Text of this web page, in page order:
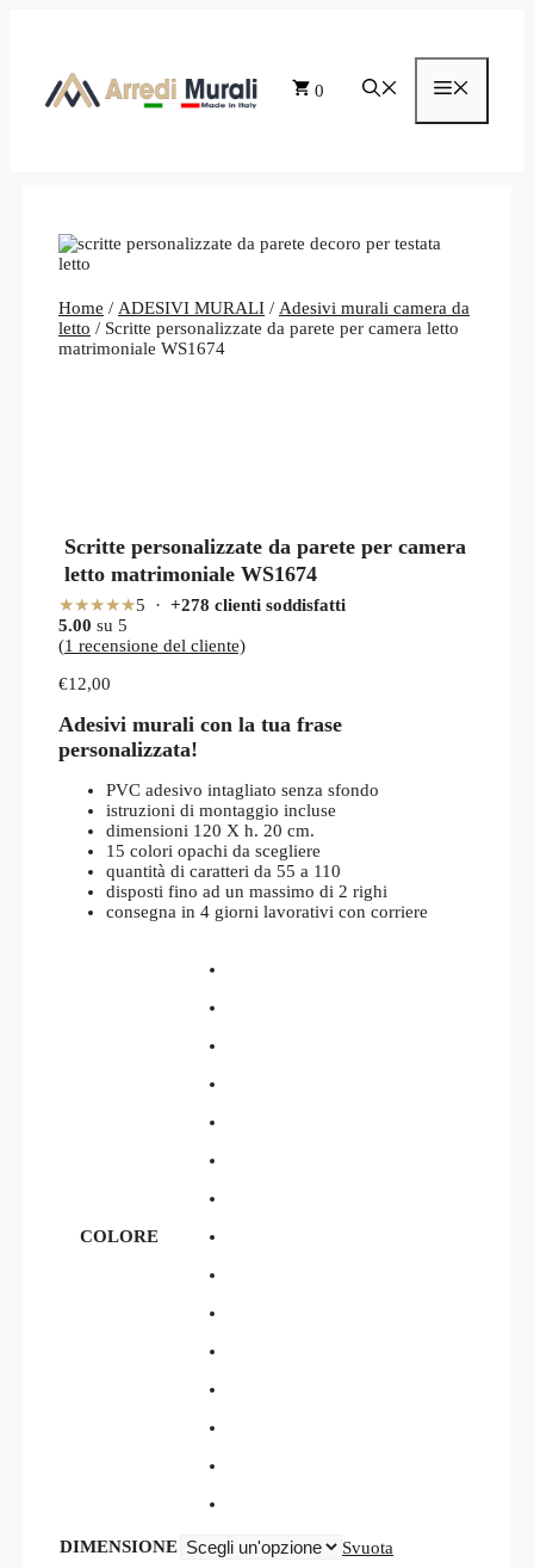
0
Home / ADESIVI MURALI / Adesivi murali camera da
letto / Scritte personalizzate da parete per camera letto
matrimoniale WS1674
Scritte personalizzate da parete per camera
letto matrimoniale WS1674
★★★★★5 · +278 clienti soddisfatti
5.00 su 5
(1 recensione del cliente)
€12,00
Adesivi murali con la tua frase
personalizzata!
PVC adesivo intagliato senza sfondo
istruzioni di montaggio incluse
dimensioni 120 X h. 20 cm.
15 colori opachi da scegliere
quantità di caratteri da 55 a 110
disposti fino ad un massimo di 2 righi
consegna in 4 giorni lavorativi con corriere
COLORE
DIMENSIONE Svuota